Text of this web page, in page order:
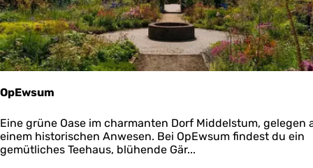
t
u
s
i
a
n
d
i
OpEwsum
O
p
E
Eine grüne Oase im charmanten Dorf Middelstum, gelegen
einem historischen Anwesen. Bei OpEwsum findest du ein
gemütliches Teehaus, blühende Gär...